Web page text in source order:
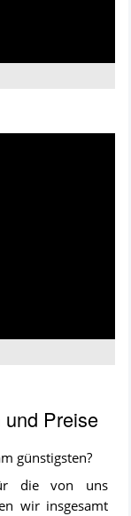
Preise
günstigsten?
die von uns
wir insgesamt